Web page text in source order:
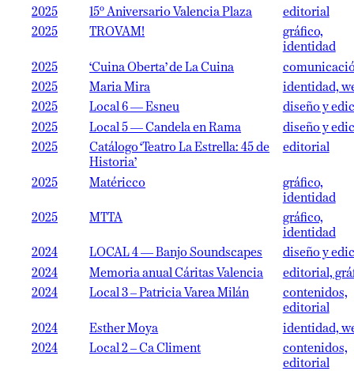
2025
15º Aniversario Valencia Plaza
editorial
2025
TROVAM!
gráfico,
identidad
2025
‘Cuina Oberta’ de La Cuina
2025
Maria Mira
identidad,
2025
Local 6 — Esneu
diseño y
2025
Local 5 — Candela en Rama
diseño y
2025
Catálogo ‘Teatro La Estrella: 45 de
Historia’
editorial
2025 Matéricco
gráfico,
identidad
2025
MTTA
gráfico,
identidad
2024
LOCAL 4 — Banjo Soundscapes
diseño y
2024
Memoria anual Cáritas Valencia
editorial,
2024
Local 3 – Patricia Varea Milán
contenidos,
editorial
2024
Esther Moya
identidad,
2024
Local 2 – Ca Climent
contenidos,
editorial